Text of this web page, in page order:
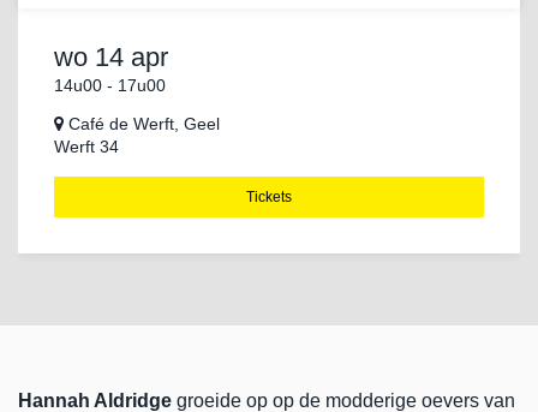
wo 14 apr
14u00 - 17u00
Café de Werft, Geel
Werft 34
Tickets
Hannah Aldridge groeide op op de modderige oevers van